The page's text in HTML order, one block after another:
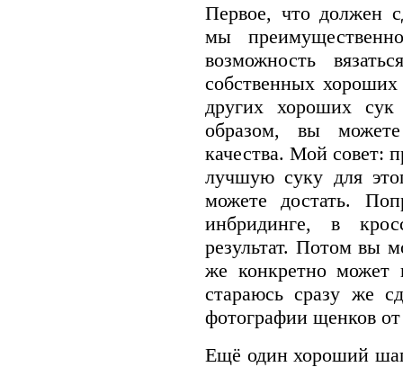
Первое, что должен
мы
возможность
собственных
других хороших
образом, вы
качества. Мой совет:
лучшую суку для
можете достать.
инбридинге, в
результат. Потом вы
же конкретно может
стараюсь сразу же
фотографии щенков от
Ещё один хороший шаг